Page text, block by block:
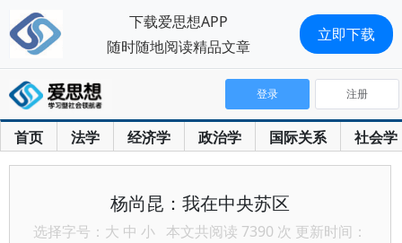
首页 法学 经济学 政治学 国际关系 社会学
登录 注册
杨尚昆：我在中央苏区
选择字号： 大 中 小 本文共阅读 7390 次 更新时间：
下载爱思想APP
随时随地阅读精品文章
立即下载